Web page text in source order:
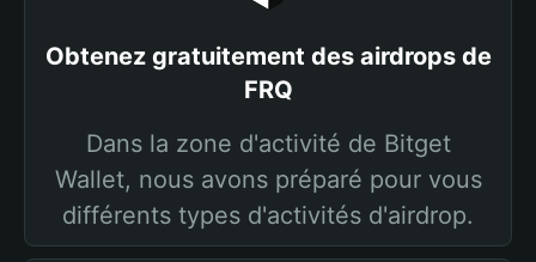
Obtenez gratuitement des airdrops de
FRQ
Dans la zone d'activité de Bitget
Wallet, nous avons préparé pour vous
différents types d'activités d'airdrop.